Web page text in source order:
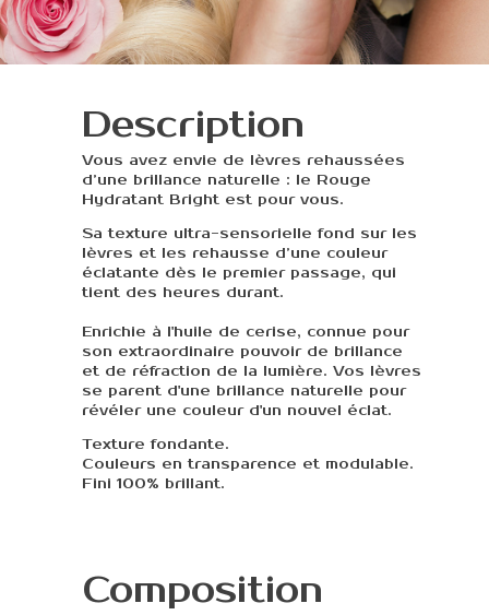
Description
Vous avez envie de lèvres rehaussées
d’une brillance naturelle : le Rouge
Hydratant Bright est pour vous.
Sa texture ultra-sensorielle fond sur les
lèvres et les rehausse d’une couleur
éclatante dès le premier passage, qui
tient des heures durant.
Enrichie à l'huile de cerise‚ connue pour
son extraordinaire pouvoir de brillance
et de réfraction de la lumière. Vos lèvres
se parent d'une brillance naturelle pour
révéler une couleur d'un nouvel éclat.
Texture fondante.
Couleurs en transparence et modulable.
Fini 100% brillant.
Composition